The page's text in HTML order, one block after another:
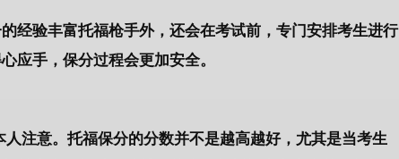
经验丰富托福枪手外，还会在考试前，专门安排考生进行
应手，保分过程会更加安全。
注意。托福保分的分数并不是越高越好，尤其是当考生